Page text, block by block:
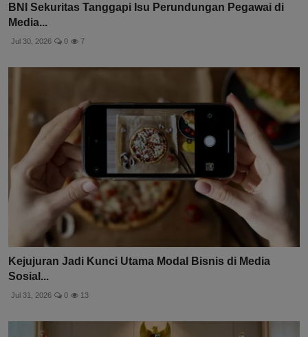
BNI Sekuritas Tanggapi Isu Perundungan Pegawai di
Media...
Jul 30, 2026 0 7
Kejujuran Jadi Kunci Utama Modal Bisnis di Media
Sosial...
Jul 31, 2026 0 13